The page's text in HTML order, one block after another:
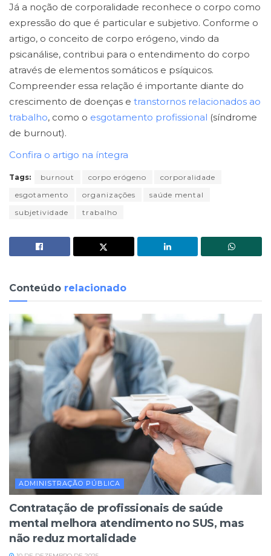
Já a noção de corporalidade reconhece o corpo como
expressão do que é particular e subjetivo. Conforme o
artigo, o conceito de corpo erógeno, vindo da
psicanálise, contribui para o entendimento do corpo
através de elementos somáticos e psíquicos.
Compreender essa relação é importante diante do
crescimento de doenças e transtornos relacionados ao
trabalho, como o esgotamento profissional (síndrome
de burnout).
Confira o artigo na íntegra
Tags: burnout corpo erógeno
corporalidade
esgotamento
organizações
saúde mental
subjetividade
trabalho
Conteúdo relacionado
ADMINISTRAÇÃO PÚBLICA
Contratação de profissionais de saúde
mental melhora atendimento no SUS, mas
não reduz mortalidade